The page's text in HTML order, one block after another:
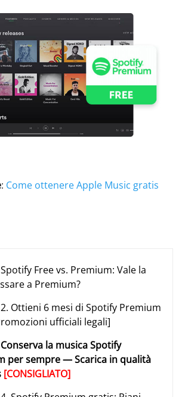
: Come ottenere Apple Music gratis
Free vs. Premium: Vale la
a Premium?
Ottieni 6 mesi di Spotify Premium
ufficiali legali]
la musica Spotify
per sempre — Scarica in qualità
[CONSIGLIATO]